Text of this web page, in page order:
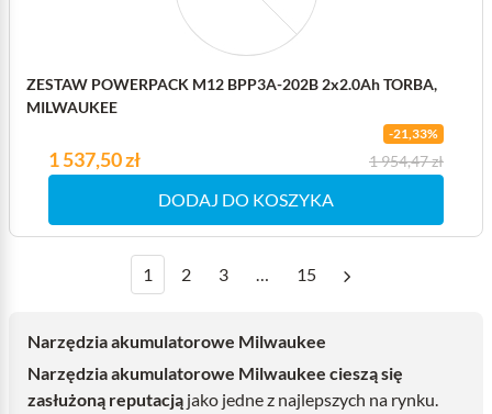
ZESTAW POWERPACK M12 BPP3A-202B 2x2.0Ah TORBA,
MILWAUKEE
-21,33%
Cena
1 537,50 zł
Cena podstawowa 1 954,47 zł
DODAJ DO KOSZYKA
1 2 3 … 15
Narzędzia akumulatorowe Milwaukee
Narzędzia akumulatorowe Milwaukee cieszą się
zasłużoną reputacją jako jedne z najlepszych na rynku.